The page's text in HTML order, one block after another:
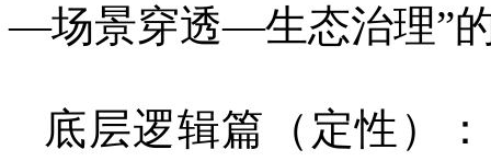
—场景穿透—生态治理”
底层逻辑篇（定性）：